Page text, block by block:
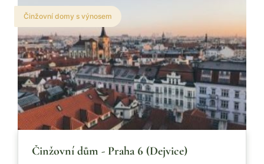
Činžovní domy s výnosem
Činžovní dům - Praha 6 (Dejvice)